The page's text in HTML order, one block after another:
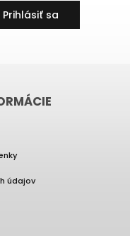
Prihlásiť sa
údajov